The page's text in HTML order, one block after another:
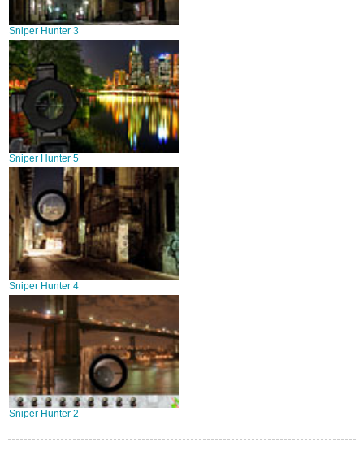
Sniper Hunter 3
Sniper Hunter 5
Sniper Hunter 4
Sniper Hunter 2